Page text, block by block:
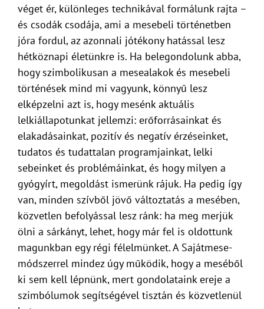
véget ér, különleges technikával formálunk rajta –
és csodák csodája, ami a mesebeli történetben
jóra fordul, az azonnali jótékony hatással lesz
hétköznapi életünkre is. Ha belegondolunk abba,
hogy szimbolikusan a mesealakok és mesebeli
történések mind mi vagyunk, könnyű lesz
elképzelni azt is, hogy mesénk aktuális
lelkiállapotunkat jellemzi: erőforrásainkat és
elakadásainkat, pozitív és negatív érzéseinket,
tudatos és tudattalan programjainkat, lelki
sebeinket és problémáinkat, és hogy milyen a
gyógyírt, megoldást ismerünk rájuk. Ha pedig így
van, minden szívből jövő változtatás a mesében,
közvetlen befolyással lesz ránk: ha meg merjük
ölni a sárkányt, lehet, hogy már fel is oldottunk
magunkban egy régi félelmünket. A Sajátmese-
módszerrel mindez úgy működik, hogy a meséből
ki sem kell lépnünk, mert gondolataink ereje a
szimbólumok segítségével tisztán és közvetlenül